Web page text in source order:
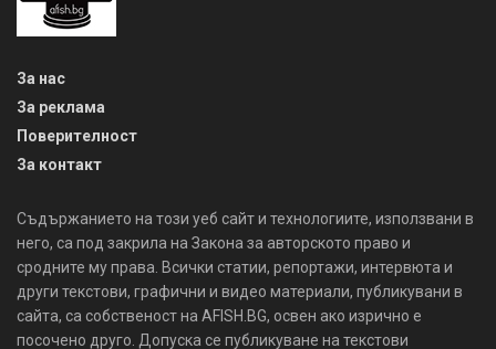
За нас
За реклама
Поверителност
За контакт
Съдържанието на този уеб сайт и технологиите, използвани в
него, са под закрила на Закона за авторското право и
сродните му права. Всички статии, репортажи, интервюта и
други текстови, графични и видео материали, публикувани в
сайта, са собственост на AFISH.BG, освен ако изрично е
посочено друго. Допуска се публикуване на текстови